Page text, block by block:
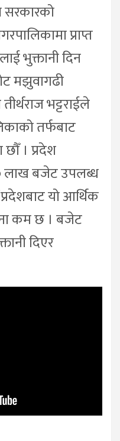
सरकारको
प्राप्त
भुक्तानी दिन
मझुवागढी
भट्टराईले
तर्फबाट
। प्रदेश
लाख बजेट उपलब्ध
यो आर्थिक
कम छ । बजेट
दिएर